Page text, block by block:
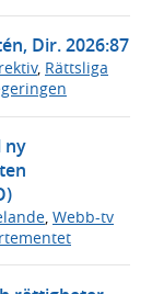
Dir. 2026:87
, Rättsliga
ny
, Webb-tv